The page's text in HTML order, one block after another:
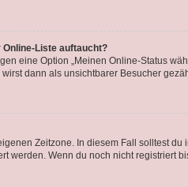
Liste auftaucht?
eine Option „Meinen Online-Status
dann als unsichtbarer Besucher
Zeitzone. In diesem Fall solltest
werden. Wenn du noch nicht registriert